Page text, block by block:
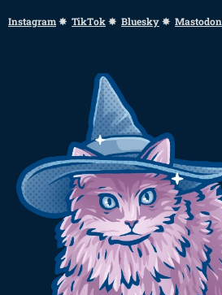
Instagram✸ TikTok✸ Bluesky✸ Mastodon